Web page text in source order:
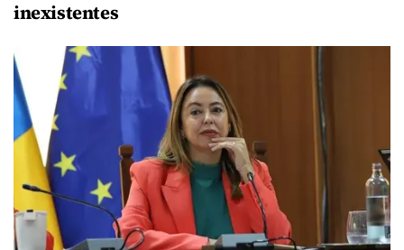
inexistentes